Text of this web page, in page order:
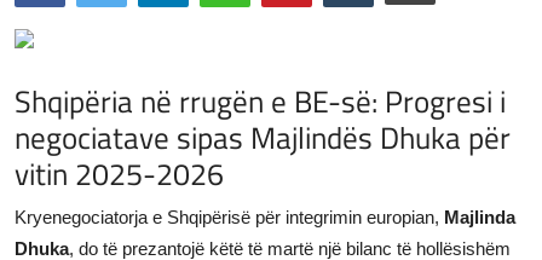
SHOWBIZ
SHENDETI
JETA
Gallery
Shqipëria në rrugën e BE-së: Progresi i
negociatave sipas Majlindës Dhuka për
vitin 2025-2026
Kryenegociatorja e Shqipërisë për integrimin europian, Majlinda
Dhuka, do të prezantojë këtë të martë një bilanc të hollësishëm